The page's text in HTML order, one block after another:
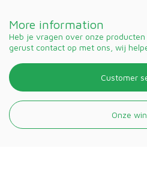
More information
Heb je vragen over onze
gerust contact op met ons, wij
Customer
Onze